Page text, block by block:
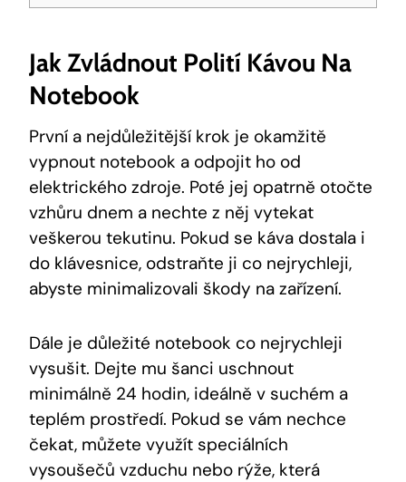
Jak Zvládnout Polití Kávou Na
Notebook
První a nejdůležitější krok je okamžitě
vypnout notebook a odpojit ho od
elektrického zdroje. Poté jej opatrně otočte
vzhůru dnem a nechte z něj vytekat
veškerou tekutinu. Pokud se káva dostala i
do klávesnice, odstraňte ji co nejrychleji,
abyste minimalizovali škody na zařízení.
Dále je důležité notebook co nejrychleji
vysušit. Dejte mu šanci uschnout
minimálně 24 hodin, ideálně v suchém a
teplém prostředí. Pokud se vám nechce
čekat, můžete využít speciálních
vysoušečů vzduchu nebo rýže, která